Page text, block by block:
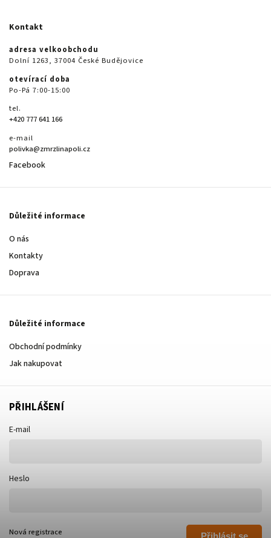
Kontakt
adresa velkoobchodu
Dolní 1263, 37004 České Budějovice
otevírací doba
Po-Pá 7:00-15:00
tel.
+420 777 641 166
e-mail
polivka@zmrzlinapoli.cz
Facebook
Důležité informace
O nás
Kontakty
Doprava
Důležité informace
Obchodní podmínky
Jak nakupovat
PŘIHLÁŠENÍ
E-mail
Heslo
Nová registrace